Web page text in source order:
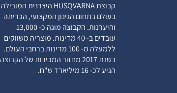
קבוצת HUSQVARNA היצרנית המובילה
בעולם בתחום הגינון המקצועי, הכריתה
והיערנות. הקבוצה מונה כ- 13,000
עובדים ב- 40 מדינות. מוצריה משווקים
ללמעלה מ- 100 מדינות ברחבי העולם.
בשנת 2017 מחזור המכירות של הקבוצה
הגיע לכ- 16 מיליארד ש"ח.